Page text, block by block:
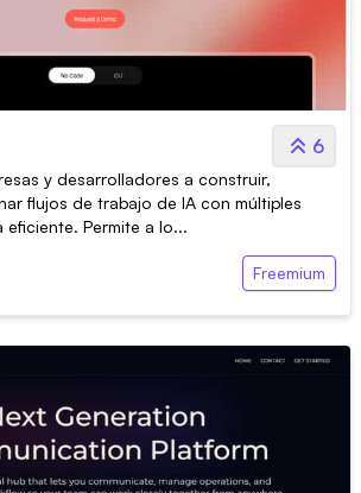
6
y desarrolladores a construir,
flujos de trabajo de IA con múltiples
eficiente. Permite a lo...
Freemium